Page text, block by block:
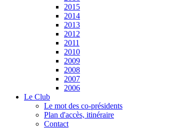
2015
2014
2013
2012
2011
2010
2009
2008
2007
2006
Le Club
Le mot des co-présidents
Plan d'accès, itinéraire
Contact